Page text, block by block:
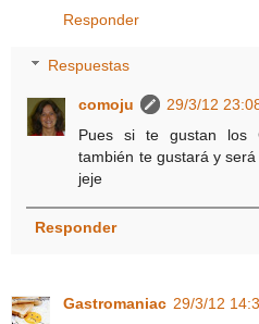
Responder
Respuestas
comoju
29/3/12
Pues si te gustan los
también te gustará y
jeje
Responder
Gastromaniac 29/3/12